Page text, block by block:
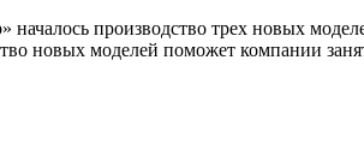
началось производство трех новых
новых моделей поможет компании